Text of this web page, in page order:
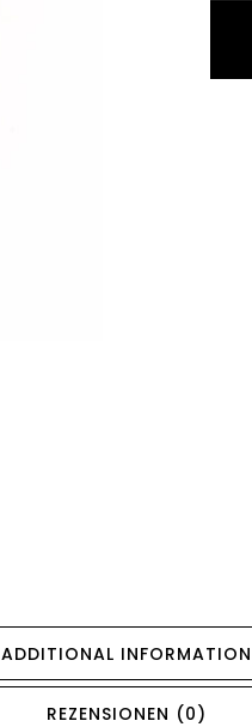
ADDITIONAL INFORMATION
REZENSIONEN (0)